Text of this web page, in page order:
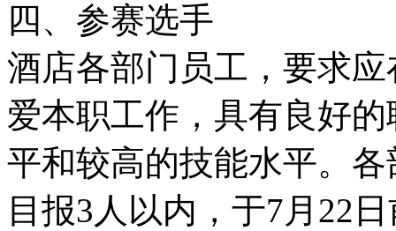
四、参赛选手
酒店各部门员工，要求
爱本职工作，具有良好
平和较高的技能水平。
目报3人以内，于7月22